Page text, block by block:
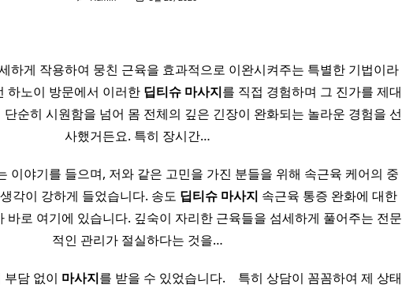
하게 작용하여 뭉친 근육을 효과적으로 이완시켜주는 특별한 기법이라
하노이 방문에서 이러한 딥티슈 마사지를 직접 경험하며 그 진가를 제대
순히 시원함을 넘어 몸 전체의 깊은 긴장이 완화되는 놀라운 경험을 선
사했거든요. 특히 장시간…
이야기를 들으며, 저와 같은 고민을 가진 분들을 위해 속근육 케어의 중
각이 강하게 들었습니다. 송도 딥티슈 마사지 속근육 통증 완화에 대한
바로 여기에 있습니다. 깊숙이 자리한 근육들을 섬세하게 풀어주는 전문
적인 관리가 절실하다는 것을…
담 없이 마사지를 받을 수 있었습니다. ​ ​ ​ 특히 상담이 꼼꼼하여 제 상태